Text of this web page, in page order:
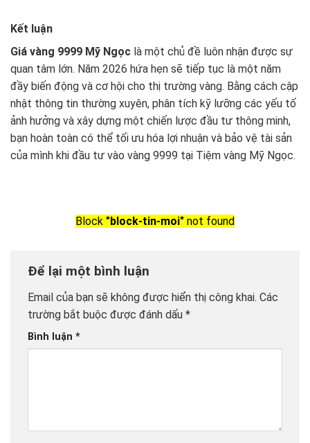
Kết luận
Giá vàng 9999 Mỹ Ngọc là một chủ đề luôn nhận được sự
quan tâm lớn. Năm 2026 hứa hẹn sẽ tiếp tục là một năm
đầy biến động và cơ hội cho thị trường vàng. Bằng cách cập
nhật thông tin thường xuyên, phân tích kỹ lưỡng các yếu tố
ảnh hưởng và xây dựng một chiến lược đầu tư thông minh,
bạn hoàn toàn có thể tối ưu hóa lợi nhuận và bảo vệ tài sản
của mình khi đầu tư vào vàng 9999 tại Tiệm vàng Mỹ Ngọc.
Block "block-tin-moi" not found
Để lại một bình luận
Email của bạn sẽ không được hiển thị công khai. Các
trường bắt buộc được đánh dấu *
Bình luận *